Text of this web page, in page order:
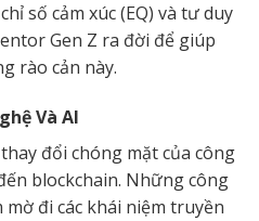
số cảm xúc (EQ) và tư duy
Gen Z ra đời để giúp
rào cản này.
Và AI
đổi chóng mặt của công
blockchain. Những công
đi các khái niệm truyền